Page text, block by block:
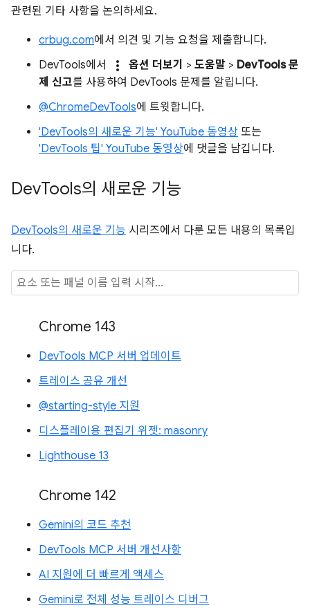
관련된 기타 사항을 논의하세요.
crbug.com에서 의견 및 기능 요청을 제출합니다.
DevTools에서
more_vert 옵션 더보기 > 도움말 > DevTools 문
제 신고를 사용하여 DevTools 문제를 알립니다.
@ChromeDevTools에 트윗합니다.
'DevTools의 새로운 기능' YouTube 동영상 또는
'DevTools 팁' YouTube 동영상에 댓글을 남깁니다.
DevTools의 새로운 기능
DevTools의 새로운 기능 시리즈에서 다룬 모든 내용의 목록입
니다.
Chrome 143
DevTools MCP 서버 업데이트
트레이스 공유 개선
@starting-style 지원
디스플레이용 편집기 위젯: masonry
Lighthouse 13
Chrome 142
Gemini의 코드 추천
DevTools MCP 서버 개선사항
AI 지원에 더 빠르게 액세스
Gemini로 전체 성능 트레이스 디버그